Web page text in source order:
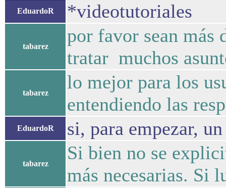
EduardoR *videotutoriales
tabarez
por favor sean más
tratar muchos
tabarez
lo mejor para los
entendiendo las
EduardoR si, para empezar,
tabarez
Si bien no se
más necesarias. Si